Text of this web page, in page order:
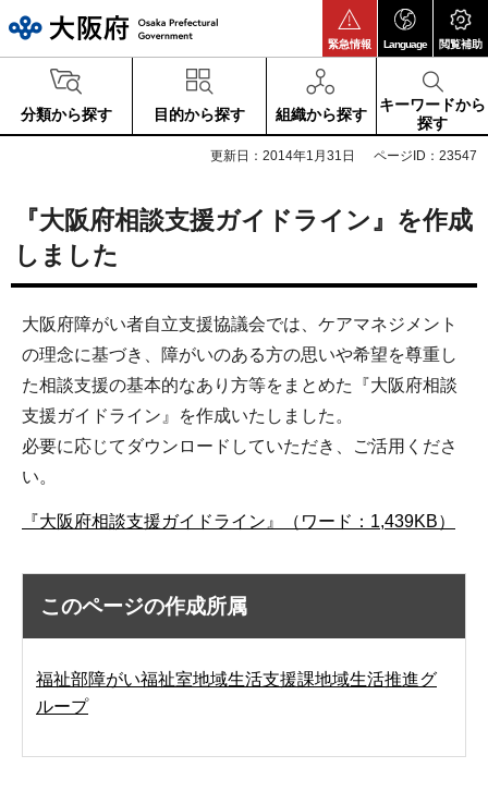
緊急情報 Language 閲覧補助
分類から探す 目的から探す 組織から探す
キーワードから
探す
更新日：2014年1月31日 ページID：23547
『大阪府相談支援ガイドライン』を作成
しました
大阪府障がい者自立支援協議会では、ケアマネジメント
の理念に基づき、障がいのある方の思いや希望を尊重し
た相談支援の基本的なあり方等をまとめた『大阪府相談
支援ガイドライン』を作成いたしました。
必要に応じてダウンロードしていただき、ご活用くださ
い。
『大阪府相談支援ガイドライン』（ワード：1,439KB）
このページの作成所属
福祉部障がい福祉室地域生活支援課地域生活推進グ
ループ